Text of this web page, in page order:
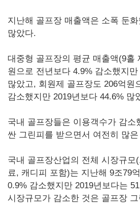
지난해 골프장 매출액은 소폭 둔
많았다.
대중형 골프장의 평균 매출액(9홀
원으로 전년보다 4.9% 감소했지
많았고, 회원제 골프장도 206억원
감소했지만 2019년보다 44.6% 많
국내 골프장들은 이용객수가 감소
싼 그린피를 받으면서 여전히 많
국내 골프장산업의 전체 시장규모(
료, 캐디피 포함)는 지난해 9조79
0.9% 감소했지만 2019년보다는
시장규모가 감소한 것은 골프장